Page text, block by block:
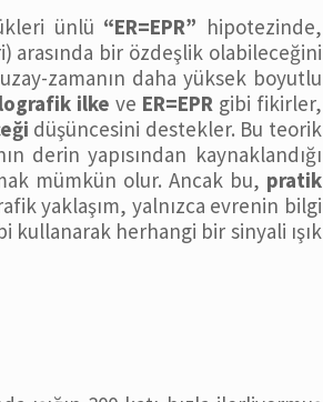
ünlü “ER=EPR” hipotezinde,
arasında bir özdeşlik olabileceğini
zamanın daha yüksek boyutlu
ilke ve ER=EPRgibi fikirler,
düşüncesini destekler. Bu teorik
derin yapısından kaynaklandığı
mümkün olur. Ancak bu, pratik
yaklaşım, yalnızca evrenin bilgi
kullanarak herhangi bir sinyali ışık